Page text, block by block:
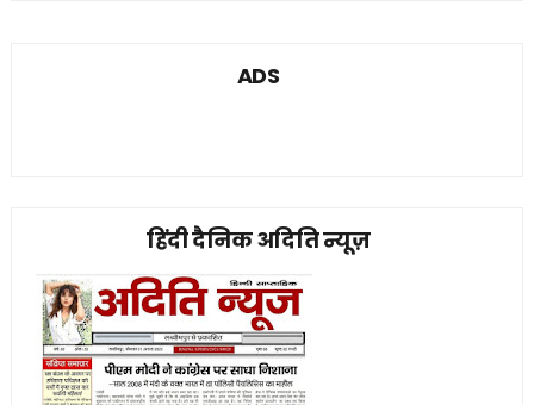
ADS
हिंदी दैनिक अदिति न्यूज़